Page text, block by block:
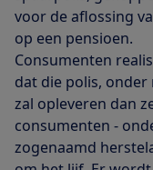
voor de aflossing
op een pensioen.
Consumenten
dat die polis,
zal opleveren dan
consumenten -
zogenaamd